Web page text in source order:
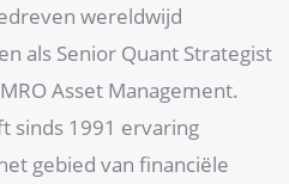
wereldwijd
als Senior Quant Strategist
Asset Management.
sinds 1991 ervaring
gebied van financiële